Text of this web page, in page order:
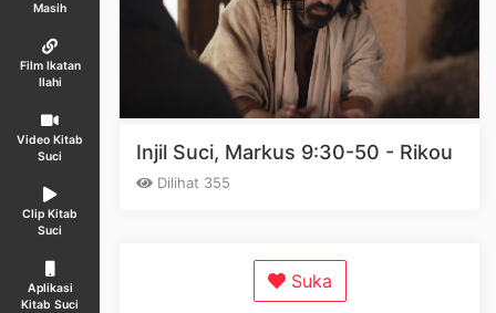
Masih
Film Ikatan
Ilahi
Video Kitab
Suci
Clip Kitab
Suci
Aplikasi
Kitab Suci
Injil Suci, Markus 9:30-50 - Rikou
Dilihat 355
Suka